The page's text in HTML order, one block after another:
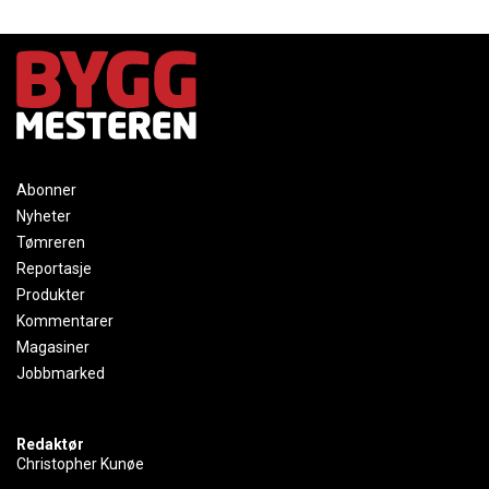
Abonner
Nyheter
Tømreren
Reportasje
Produkter
Kommentarer
Magasiner
Jobbmarked
Redaktør
Christopher Kunøe